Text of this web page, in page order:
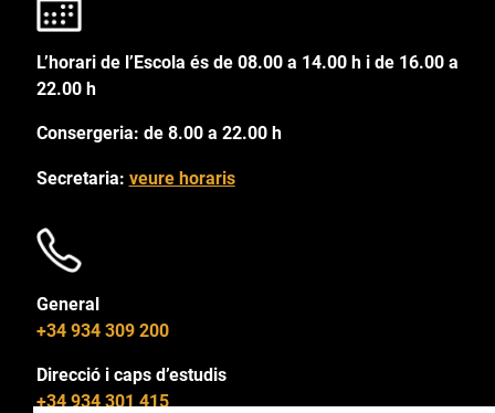
L’horari de l’Escola és de 08.00 a 14.00 h i de 16.00 a
22.00 h
Consergeria: de 8.00 a 22.00 h
Secretaria: veure horaris
General
+34 934 309 200
Direcció i caps d’estudis
+34 934 301 415